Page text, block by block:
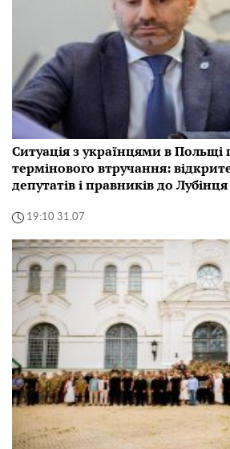
Ситуація з українцями в Польщі
термінового втручання:
депутатів і правників до Лубінця
19:10 31.07